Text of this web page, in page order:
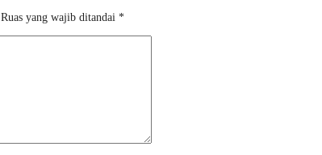
Ruas yang wajib ditandai *